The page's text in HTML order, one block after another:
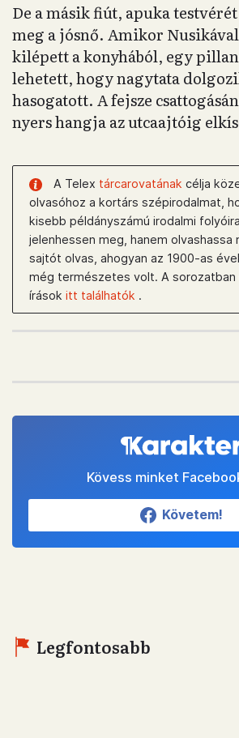
De a másik fiút, apuka
meg a jósnő. Amikor
kilépett a konyhából, egy
lehetett, hogy nagytata
hasogatott. A fejsze
nyers hangja az utcaajtóig
A Telex tárcarovatának célja
olvasóhoz a kortárs szépirodalmat,
kisebb példányszámú irodalmi
jelenhessen meg, hanem olvashassa
sajtót olvas, ahogyan az 1900-as
még természetes volt. A sorozatban
írások itt találhatók .
Kövess minket
Követem!
Legfontosabb